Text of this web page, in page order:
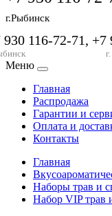
г.Рыбинск
116-72-71,
Меню
Главная
Распродажа
Гарантии и
Оплата и
Контакты
Главная
Наборы трав и
Набор VIP трав